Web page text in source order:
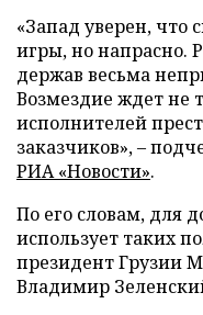
«Запад уверен, что
игры, но напрасно.
держав весьма
Возмездие ждет не
исполнителей
заказчиков», –
РИА «Новости».
По его словам, для
использует таких
президент Грузии
Владимир